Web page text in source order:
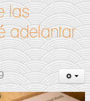
las
adelantar